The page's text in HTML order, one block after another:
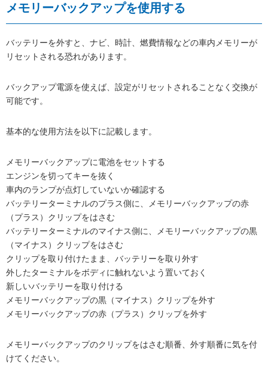
メモリーバックアップを使用する
バッテリーを外すと、ナビ、時計、燃費情報などの車内メモリーが
リセットされる恐れがあります。
バックアップ電源を使えば、設定がリセットされることなく交換が
可能です。
基本的な使用方法を以下に記載します。
メモリーバックアップに電池をセットする
エンジンを切ってキーを抜く
車内のランプが点灯していないか確認する
バッテリーターミナルのプラス側に、メモリーバックアップの赤
（プラス）クリップをはさむ
バッテリーターミナルのマイナス側に、メモリーバックアップの黒
（マイナス）クリップをはさむ
クリップを取り付けたまま、バッテリーを取り外す
外したターミナルをボディに触れないよう置いておく
新しいバッテリーを取り付ける
メモリーバックアップの黒（マイナス）クリップを外す
メモリーバックアップの赤（プラス）クリップを外す
メモリーバックアップのクリップをはさむ順番、外す順番に気を付
けてください。